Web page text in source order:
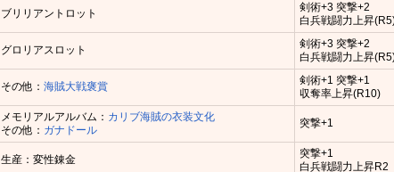
ブリリアントロット
剣術+3 突撃+2
白兵戦闘力上昇
グロリアスロット
剣術+3 突撃+2
白兵戦闘力上昇
その他：海賊大戦褒賞
剣術+1 突撃+1
収奪率上昇(R10)
メモリアルアルバム： カリブ海賊の衣装文化
その他： ガナドール
突撃+1
生産：変性錬金
突撃+1
白兵戦闘力上昇R2